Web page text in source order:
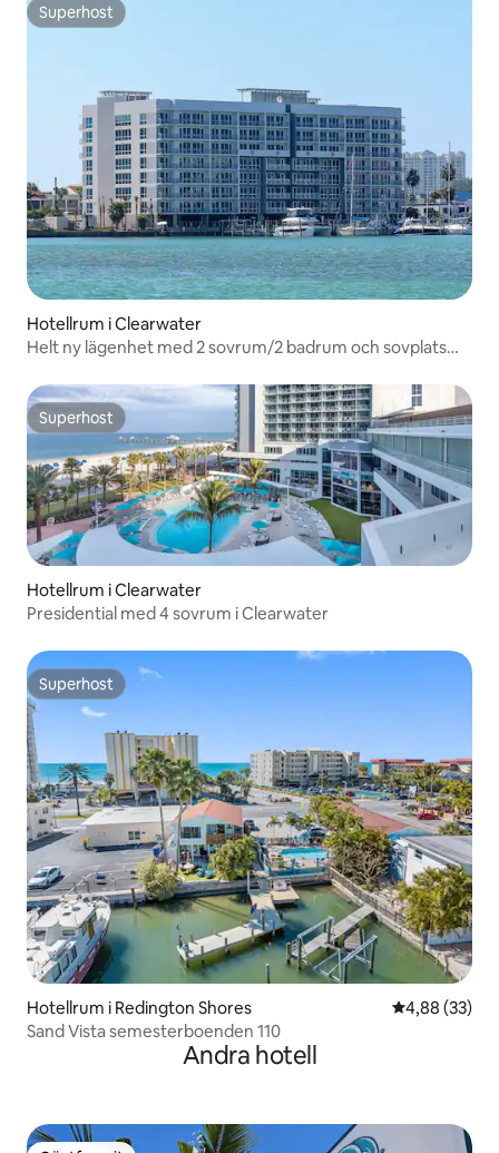
Superhost
Superhost
Hotellrum i Clearwater
Helt ny lägenhet med 2 sovrum/2 badrum och sovplats
Superhost
Superhost
Hotellrum i Clearwater
Presidential med 4 sovrum i Clearwater
Superhost
Superhost
Hotellrum i Redington Shores 4,88 av 5 i
4,88 (33)
Sand Vista semesterboenden 110
Andra hotell